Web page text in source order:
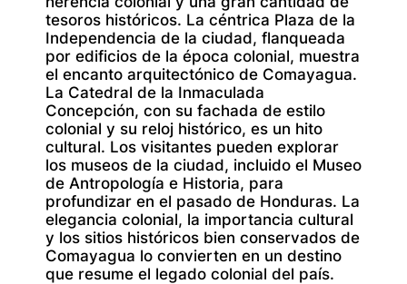
tesoros históricos. La céntrica Plaza de la
Independencia de la ciudad, flanqueada
por edificios de la época colonial, muestra
el encanto arquitectónico de Comayagua.
La Catedral de la Inmaculada
Concepción, con su fachada de estilo
colonial y su reloj histórico, es un hito
cultural. Los visitantes pueden explorar
los museos de la ciudad, incluido el Museo
de Antropología e Historia, para
profundizar en el pasado de Honduras. La
elegancia colonial, la importancia cultural
y los sitios históricos bien conservados de
Comayagua lo convierten en un destino
que resume el legado colonial del país.